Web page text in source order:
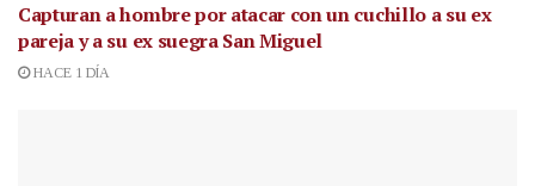
Capturan a hombre por atacar con un cuchillo a su ex
pareja y a su ex suegra San Miguel
HACE 1 DÍA